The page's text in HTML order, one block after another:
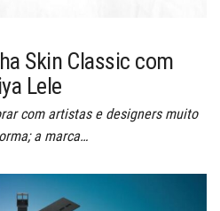
Skin Classic com
Lele
com artistas e designers muito
a marca…